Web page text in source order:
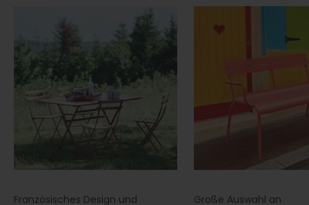
Französisches Design und
Große Auswahl an